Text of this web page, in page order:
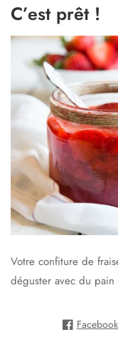
C’est prêt !
Votre confiture de
déguster avec du
Facebook